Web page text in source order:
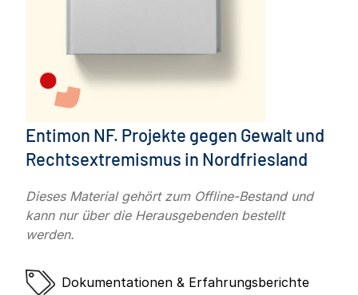
Entimon NF. Projekte gegen Gewalt und
Rechtsextremismus in Nordfriesland
Dieses Material gehört zum Offline-Bestand und
kann nur über die Herausgebenden bestellt
werden.
Dokumentationen & Erfahrungsberichte